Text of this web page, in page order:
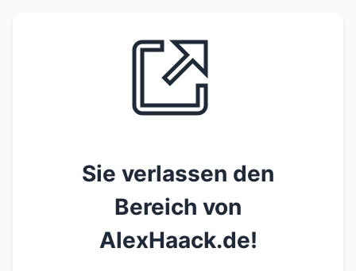
Sie verlassen den
Bereich von
AlexHaack.de!